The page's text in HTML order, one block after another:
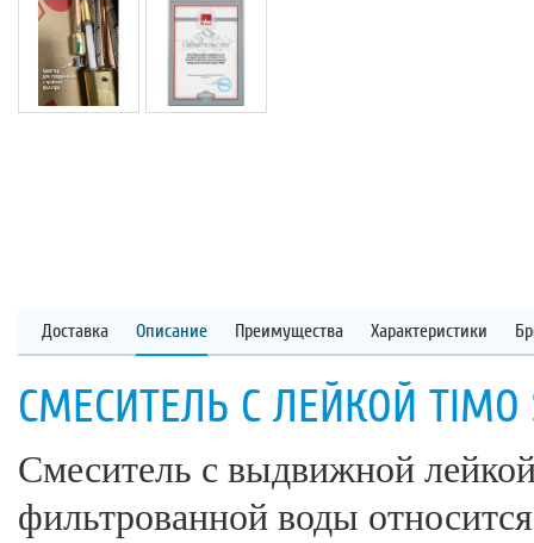
Доставка Описание Преимущества Характеристики
СМЕСИТЕЛЬ С ЛЕЙКОЙ TIMO
Смеситель с выдвижной
фильтрованной воды